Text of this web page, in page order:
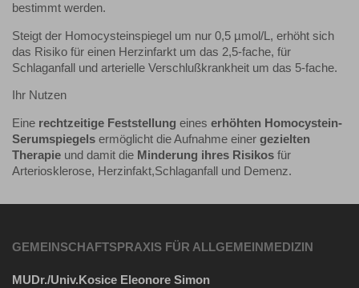
bestimmt werden.
Steigt der Homocysteinspiegel um nur 0,5 µmol/L, erhöht sich
das Risiko für einen Herzinfarkt um das 2,5-fache, für
Schlaganfall und arterielle Verschlußkrankheit um das 5-fache.
Ihr Nutzen
Eine rechtzeitige Feststellung eines erhöhten Homocystein-
Serumspiegels ermöglicht die Aufnahme einer gezielten
Therapie und damit die Minderung ihres Risikos für
Arteriosklerose, Herzinfakt,Schlaganfall und Demenz.
GEMEINSCHAFTSPRAXIS FÜR ALLGEMEINMEDIZIN
MUDr./Univ.Kosice Eleonore Simon